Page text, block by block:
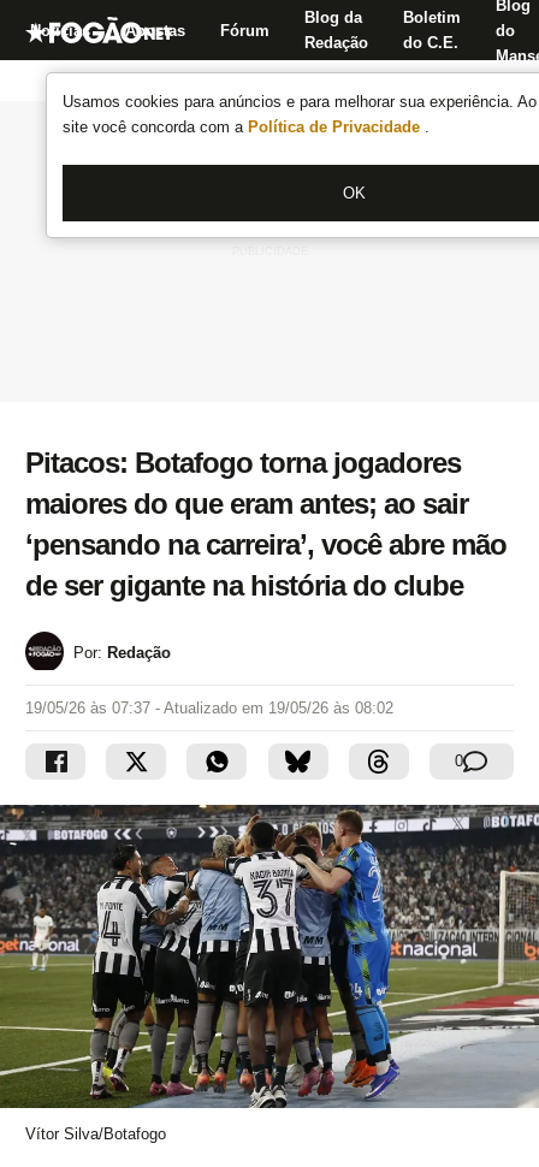
Usamos cookies para anúncios e para melhorar sua experiência.
site você concorda com a Política de Privacidade .
OK
Notícias Apostas Fórum
Blog da
Redação
Boletim
do C.E.
Blog
do
Pitacos: Botafogo torna jogadores
maiores do que eram antes; ao sair
‘pensando na carreira’, você abre mão
de ser gigante na história do clube
Por: Redação
19/05/26 às 07:37 - Atualizado em 19/05/26 às 08:02
0
Vítor Silva/Botafogo